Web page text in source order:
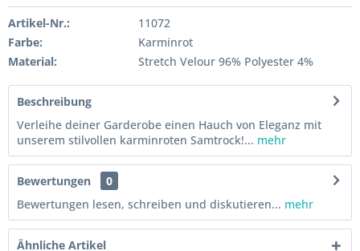
Artikel-Nr.:
11072
Farbe:
Karminrot
Material:
Stretch Velour 96% Polyester 4%
Beschreibung
Verleihe deiner Garderobe einen Hauch von Eleganz mit
unserem stilvollen karminroten Samtrock!... mehr
Bewertungen
0
Bewertungen lesen, schreiben und diskutieren... mehr
Ähnliche Artikel